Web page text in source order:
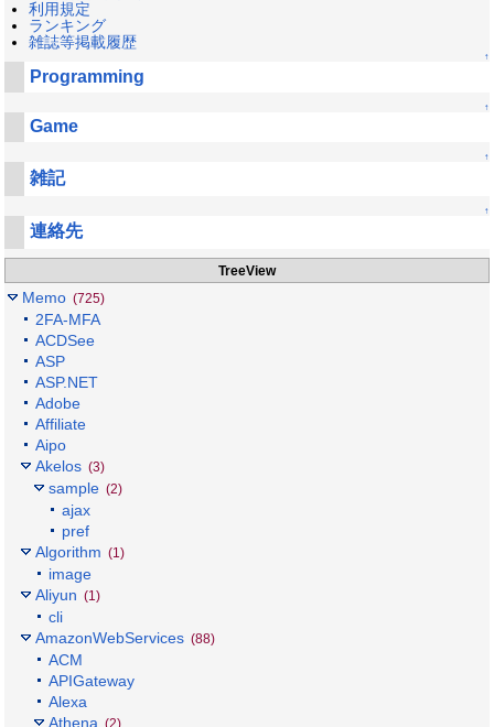
利用規定
ランキング
雑誌等掲載履歴
↑
Programming
↑
Game
↑
雑記
↑
連絡先
TreeView
Memo (725)
2FA-MFA
ACDSee
ASP
ASP.NET
Adobe
Affiliate
Aipo
Akelos (3)
sample (2)
ajax
pref
Algorithm (1)
image
Aliyun (1)
cli
AmazonWebServices (88)
ACM
APIGateway
Alexa
Athena (2)